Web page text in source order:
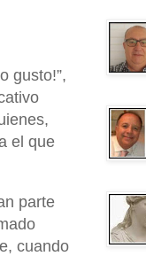
gusto!”,
el que
parte
cuando